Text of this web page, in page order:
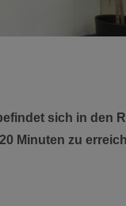
sich in den
Minuten zu